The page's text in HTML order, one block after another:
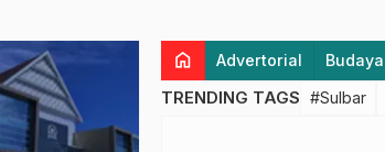
home Advertorial Budaya
TRENDING TAGS #Sulbar